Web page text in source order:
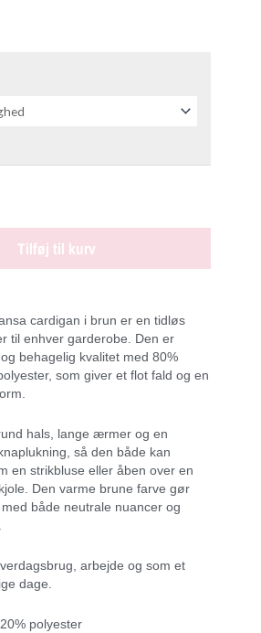
Tilføj til kurv
cardigan i brun er en tidløs
til enhver garderobe. Den er
behagelig kvalitet med 80%
som giver et flot fald og en
hals, lange ærmer og en
så den både kan
en strikbluse eller åben over en
Den varme brune farve gør
både neutrale nuancer og
arbejde og som et
dage.
polyester